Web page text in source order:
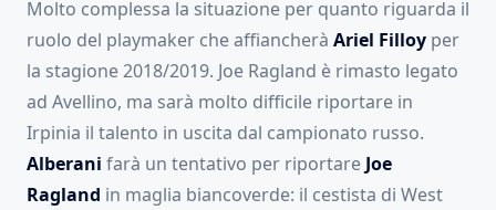
Molto complessa la situazione per quanto riguarda il
ruolo del playmaker che affiancherà Ariel Filloy per
la stagione 2018/2019. Joe Ragland è rimasto legato
ad Avellino, ma sarà molto difficile riportare in
Irpinia il talento in uscita dal campionato russo.
Alberani farà un tentativo per riportare Joe
Ragland in maglia biancoverde: il cestista di West